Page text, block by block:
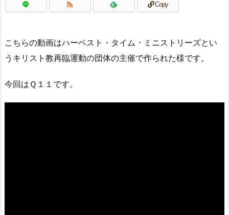
Copy
こちらの動画はハーベスト・タイム・ミニストリーズとい
うキリスト教再臨運動の団体の主催で作られた様です。
今回はＱ１１です。